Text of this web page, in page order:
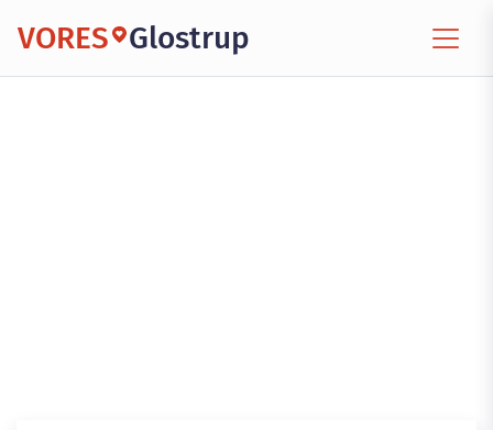
VORES Glostrup